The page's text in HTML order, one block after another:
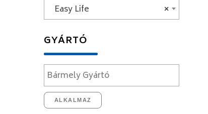
×
Easy Life
GYÁRTÓ
ALKALMAZ